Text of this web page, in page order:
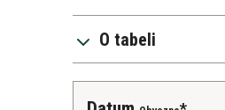
O tabeli